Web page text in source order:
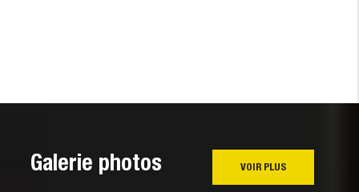
Galerie photos VOIR PLUS